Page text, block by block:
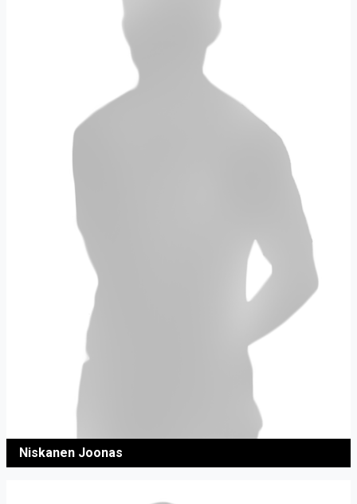
Niskanen Joonas